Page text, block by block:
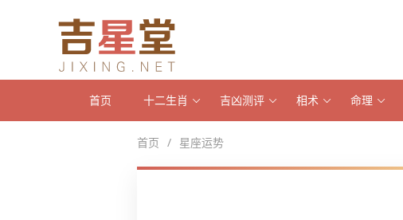
首页 十二生肖 吉凶测评 相术 命理
首页 / 星座运势